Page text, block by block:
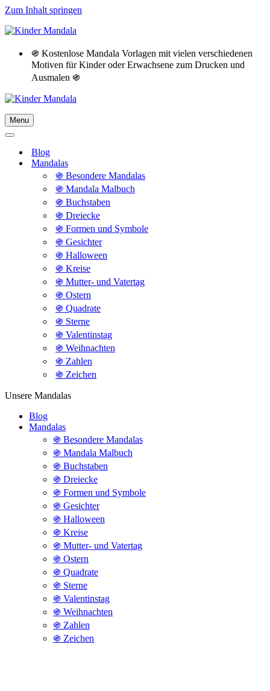
Zum Inhalt springen
֍ Kostenlose Mandala Vorlagen mit vielen verschiedenen
Motiven für Kinder oder Erwachsene zum Drucken und
Ausmalen ֍
Menu
Navigationsmenü
Navigationsmenü
Blog
Mandalas
֍ Besondere Mandalas
֍ Mandala Malbuch
֍ Buchstaben
֍ Dreiecke
֍ Formen und Symbole
֍ Gesichter
֍ Halloween
֍ Kreise
֍ Mutter- und Vatertag
֍ Ostern
֍ Quadrate
֍ Sterne
֍ Valentinstag
֍ Weihnachten
֍ Zahlen
֍ Zeichen
Unsere Mandalas
Blog
Mandalas
֍ Besondere Mandalas
֍ Mandala Malbuch
֍ Buchstaben
֍ Dreiecke
֍ Formen und Symbole
֍ Gesichter
֍ Halloween
֍ Kreise
֍ Mutter- und Vatertag
֍ Ostern
֍ Quadrate
֍ Sterne
֍ Valentinstag
֍ Weihnachten
֍ Zahlen
֍ Zeichen